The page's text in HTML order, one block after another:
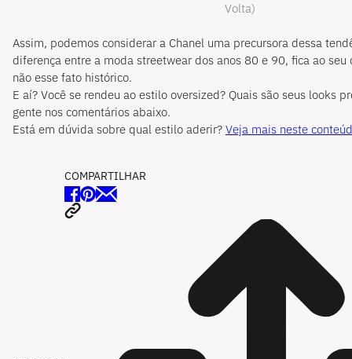
Volta)
Assim, podemos considerar a Chanel uma precursora dessa
diferença entre a moda streetwear dos anos 80 e 90, fica ao seu
não esse fato histórico.
E aí? Você se rendeu ao estilo oversized? Quais são seus looks
gente nos comentários abaixo.
Está em dúvida sobre qual estilo aderir? Veja mais neste
COMPARTILHAR